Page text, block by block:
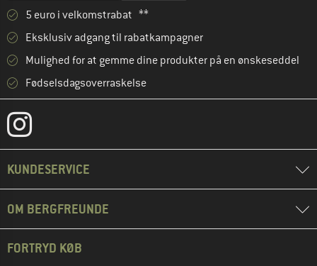
5 euro i velkomstrabat **
Eksklusiv adgang til rabatkampagner
Mulighed for at gemme dine produkter på en ønskeseddel
Fødselsdagsoverraskelse
KUNDESERVICE
OM BERGFREUNDE
FORTRYD KØB